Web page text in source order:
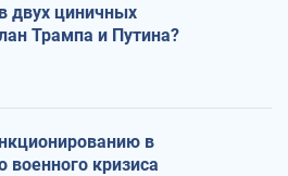
двух циничных
Трампа и Путина?
в
военного кризиса